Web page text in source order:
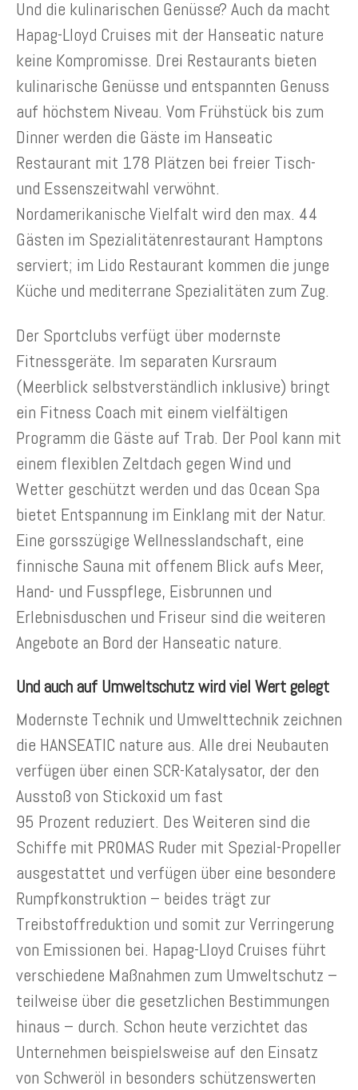
Und die kulinarischen Genüsse? Auch da macht
Hapag-Lloyd Cruises mit der Hanseatic nature
keine Kompromisse. Drei Restaurants bieten
kulinarische Genüsse und entspannten Genuss
auf höchstem Niveau. Vom Frühstück bis zum
Dinner werden die Gäste im Hanseatic
Restaurant mit 178 Plätzen bei freier Tisch-
und Essenszeitwahl verwöhnt.
Nordamerikanische Vielfalt wird den max. 44
Gästen im Spezialitätenrestaurant Hamptons
serviert; im Lido Restaurant kommen die junge
Küche und mediterrane Spezialitäten zum Zug.
Der Sportclubs verfügt über modernste
Fitnessgeräte. Im separaten Kursraum
(Meerblick selbstverständlich inklusive) bringt
ein Fitness Coach mit einem vielfältigen
Programm die Gäste auf Trab. Der Pool kann mit
einem flexiblen Zeltdach gegen Wind und
Wetter geschützt werden und das Ocean Spa
bietet Entspannung im Einklang mit der Natur.
Eine gorsszügige Wellnesslandschaft, eine
finnische Sauna mit offenem Blick aufs Meer,
Hand- und Fusspflege, Eisbrunnen und
Erlebnisduschen und Friseur sind die weiteren
Angebote an Bord der Hanseatic nature.
Und auch auf Umweltschutz wird viel Wert gelegt
Modernste Technik und Umwelttechnik zeichnen
die HANSEATIC nature aus. Alle drei Neubauten
verfügen über einen SCR-Katalysator, der den
Ausstoß von Stickoxid um fast
95 Prozent reduziert. Des Weiteren sind die
Schiffe mit PROMAS Ruder mit Spezial-Propeller
ausgestattet und verfügen über eine besondere
Rumpfkonstruktion – beides trägt zur
Treibstoffreduktion und somit zur Verringerung
von Emissionen bei. Hapag-Lloyd Cruises führt
verschiedene Maßnahmen zum Umweltschutz –
teilweise über die gesetzlichen Bestimmungen
hinaus – durch. Schon heute verzichtet das
Unternehmen beispielsweise auf den Einsatz
von Schweröl in besonders schützenswerten